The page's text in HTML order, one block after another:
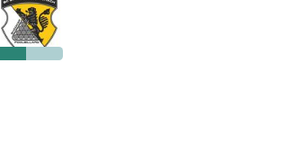
296 €
fehlen noch